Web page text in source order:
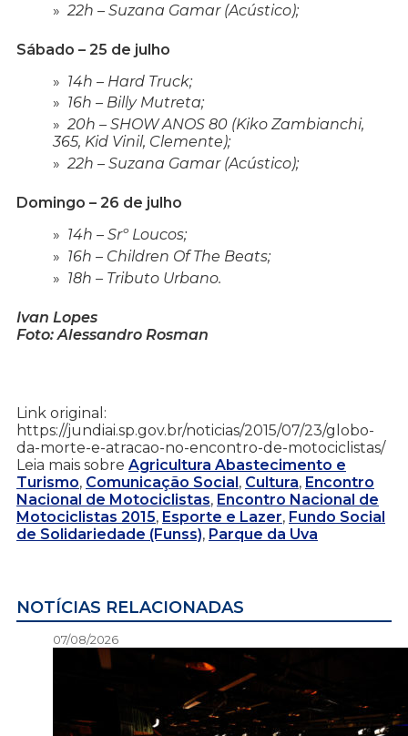
22h – Suzana Gamar (Acústico);
Sábado – 25 de julho
14h – Hard Truck;
16h – Billy Mutreta;
20h – SHOW ANOS 80 (Kiko Zambianchi,
365, Kid Vinil, Clemente);
22h – Suzana Gamar (Acústico);
Domingo – 26 de julho
14h – Srº Loucos;
16h – Children Of The Beats;
18h – Tributo Urbano.
Ivan Lopes
Foto: Alessandro Rosman
Link original:
https://jundiai.sp.gov.br/noticias/2015/07/23/globo-
da-morte-e-atracao-no-encontro-de-motociclistas/
Leia mais sobre Agricultura Abastecimento e
Turismo, Comunicação Social, Cultura, Encontro
Nacional de Motociclistas, Encontro Nacional de
Motociclistas 2015, Esporte e Lazer, Fundo Social
de Solidariedade (Funss), Parque da Uva
NOTÍCIAS RELACIONADAS
07/08/2026